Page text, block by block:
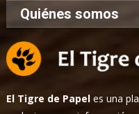
Quiénes somos
El Tigre de Papel es una